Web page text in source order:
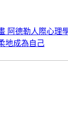
阿德勒人際心理
地成為自己